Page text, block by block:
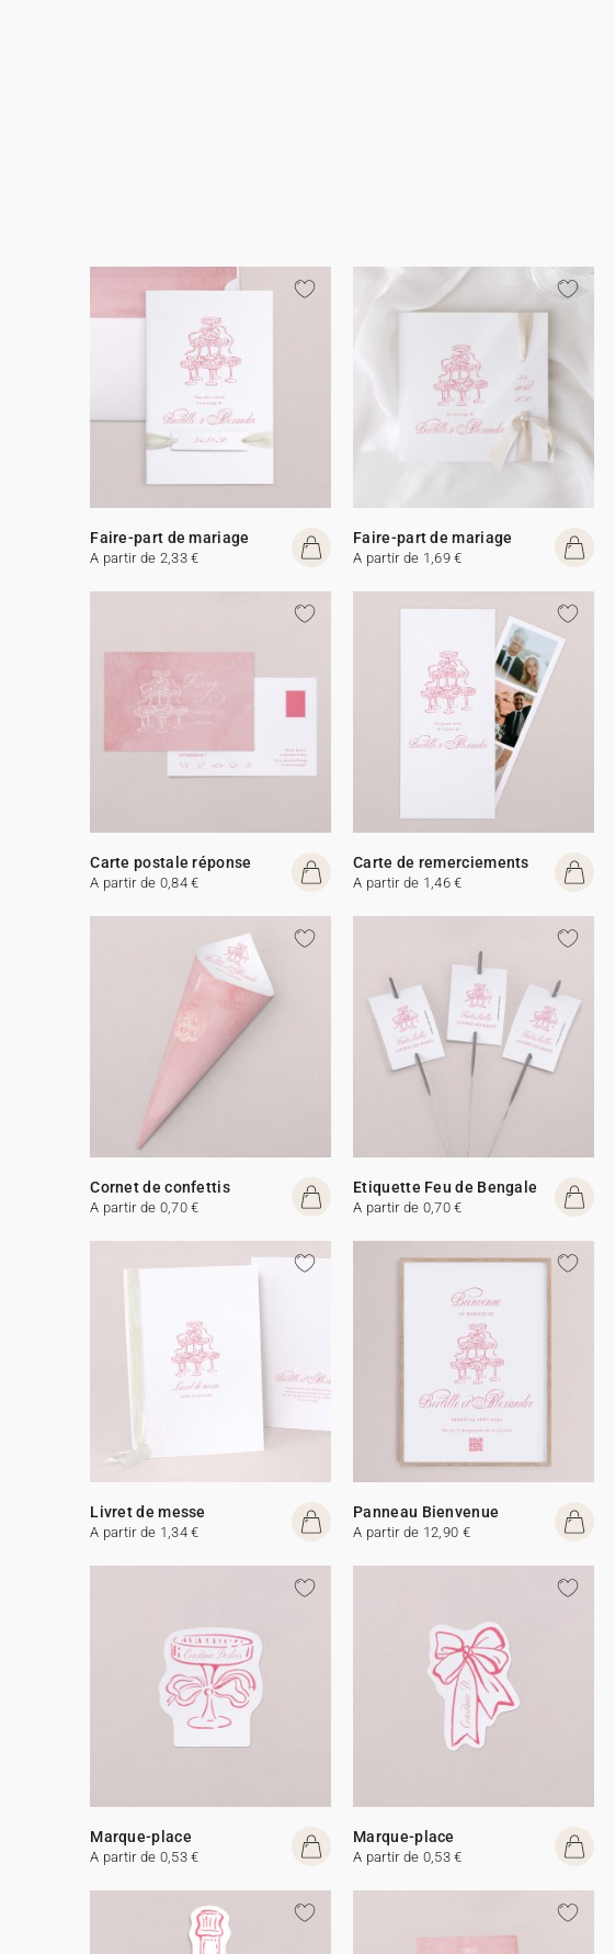
Faire-part de mariage
A partir de 2,33 €
Faire-part de mariage
A partir de 1,69 €
Carte postale réponse
A partir de 0,84 €
Carte de remerciements
A partir de 1,46 €
Cornet de confettis
A partir de 0,70 €
Etiquette Feu de Bengale
A partir de 0,70 €
Livret de messe
A partir de 1,34 €
Panneau Bienvenue
A partir de 12,90 €
Marque-place
A partir de 0,53 €
Marque-place
A partir de 0,53 €